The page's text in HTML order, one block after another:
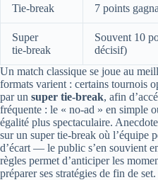
Tie‑break 7 points
Super
tie‑break
Souvent 10
décisif)
Un match classique se joue au
formats varient : certains tournois
par un super tie‑break, afin
fréquente : le « no‑ad » en simple
égalité plus spectaculaire.
sur un super tie‑break où l’équipe
d’écart — le public s’en souvient
règles permet d’anticiper les
préparer ses stratégies de fin de set.